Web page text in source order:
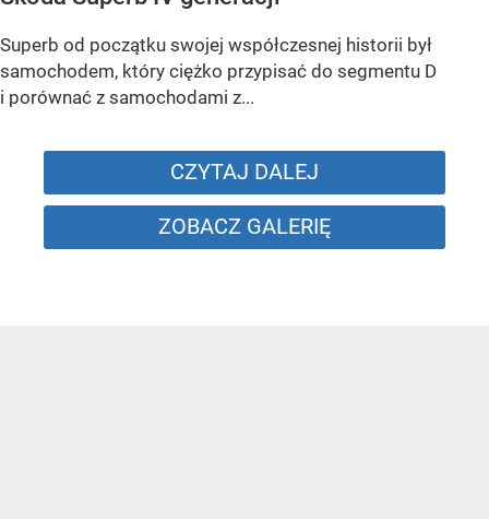
Superb od początku swojej współczesnej historii był
samochodem, który ciężko przypisać do segmentu D
i porównać z samochodami z...
CZYTAJ DALEJ
ZOBACZ GALERIĘ